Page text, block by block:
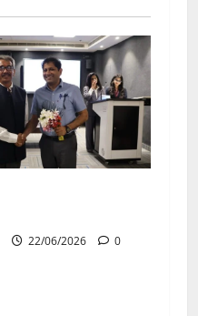
22/06/2026 0